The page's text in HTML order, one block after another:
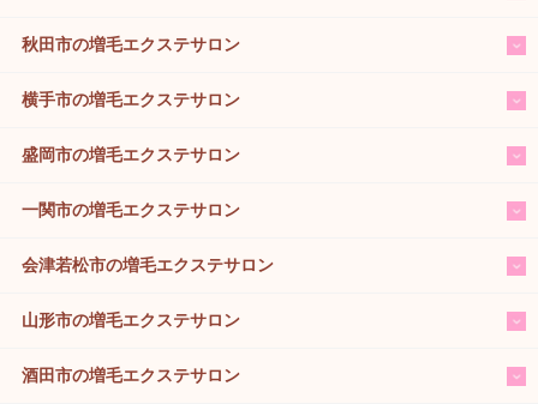
秋田市の増毛エクステサロン
横手市の増毛エクステサロン
盛岡市の増毛エクステサロン
一関市の増毛エクステサロン
会津若松市の増毛エクステサロン
山形市の増毛エクステサロン
酒田市の増毛エクステサロン